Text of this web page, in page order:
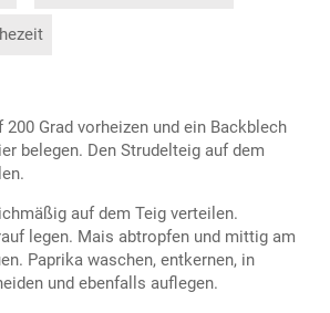
200 Grad vorheizen und ein Backblech
belegen. Den Strudelteig auf dem
auf dem Teig verteilen.
legen. Mais abtropfen und mittig am
Paprika waschen, entkernen, in
und ebenfalls auflegen.